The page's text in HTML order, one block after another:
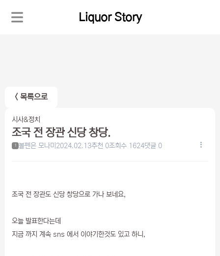
Liquor Story
< 목록으로
시사&정치
조국 전 장관 신당 창당.
1 볼펜은 모나미 2024.02.13추천 0조회수 1624댓글 0
조국 전 장관도 신당 창당으로 가나 보네요,
오늘 발표한다는데
지금 까지 계속 sns 에서 이야기한것도 있고 하니,